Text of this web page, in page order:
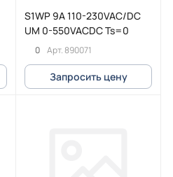
S1WP 9A 110-230VAC/DC
UM 0-550VACDC Ts=0
0 Арт.890071
Запросить цену